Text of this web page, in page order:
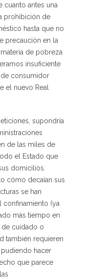
cuanto antes una
prohibición de
hasta que no
precaución en la
de pobreza
insuficiente
de consumidor
el nuevo Real
supondría
de las miles de
el Estado que
domicilios.
cómo decaían sus
se han
confinamiento (ya
más tiempo en
de cuidado o
también requieren
pudiendo hacer
que parece